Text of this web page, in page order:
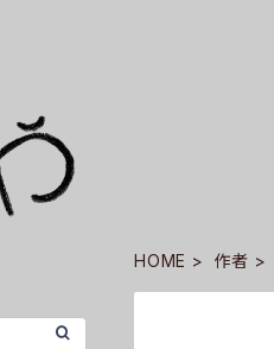
HOME 作者